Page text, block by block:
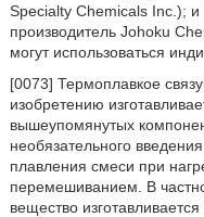
Specialty Chemicals Inc.);
производитель Johoku
могут использоваться
[0073] Термоплавкое
изобретению
вышеупомянутых
необязательного
плавления смеси при
перемешиванием. В
вещество